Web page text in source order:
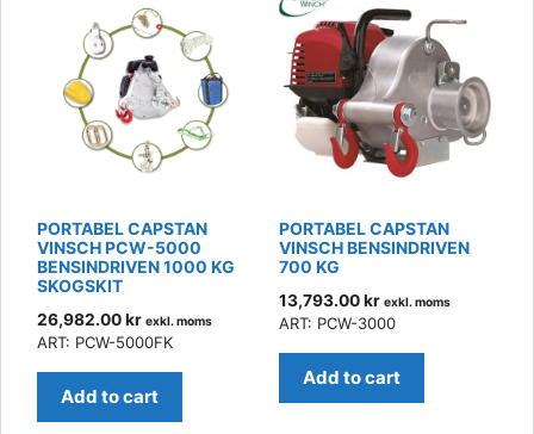
PORTABEL CAPSTAN
VINSCH PCW-5000
BENSINDRIVEN 1000 KG
SKOGSKIT
26,982.00kr exkl. moms
ART: PCW-5000FK
Add to cart
PORTABEL CAPSTAN
VINSCH BENSINDRIVEN
700 KG
13,793.00kr exkl. moms
ART: PCW-3000
Add to cart